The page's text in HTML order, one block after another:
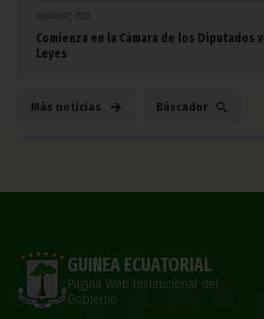
agosto 07, 2026
Comienza en la Cámara de los Diputados
Leyes
Más noticias Búscador
GUINEA ECUATORIAL
Página Web Institucional del
Gobierno